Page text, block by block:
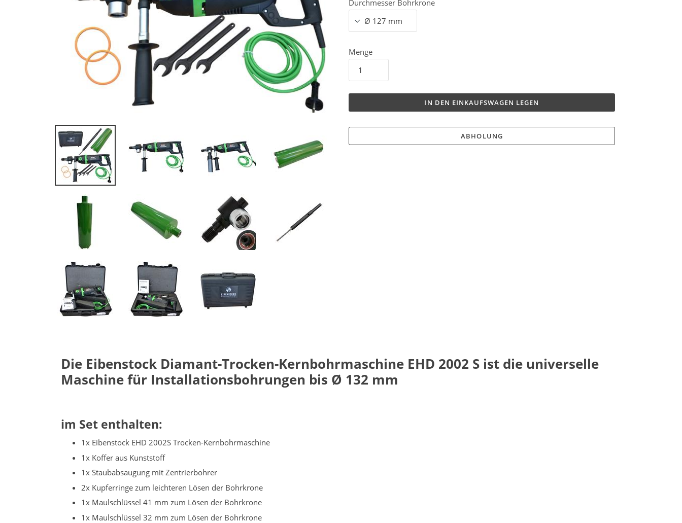
Durchmesser Bohrkrone
Menge
IN DEN EINKAUFSWAGEN LEGEN
ABHOLUNG
Die Eibenstock Diamant-Trocken-Kernbohrmaschine EHD 2002 S ist die universelle
Maschine für Installationsbohrungen bis Ø 132 mm
im Set enthalten:
1x Eibenstock EHD 2002S Trocken-Kernbohrmaschine
1x Koffer aus Kunststoff
1x Staubabsaugung mit Zentrierbohrer
2x Kupferringe zum leichteren Lösen der Bohrkrone
1x Maulschlüssel 41 mm zum Lösen der Bohrkrone
1x Maulschlüssel 32 mm zum Lösen der Bohrkrone